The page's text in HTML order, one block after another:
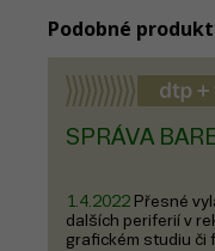
Podobné
SPRÁVA
1.4.2022 Přesné
dalších periferií v
grafickém studiu či